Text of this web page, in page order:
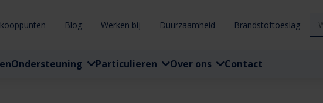
Blog Werken bij Duurzaamheid Brandstoftoeslag
Ondersteuning Particulieren Over ons Contact